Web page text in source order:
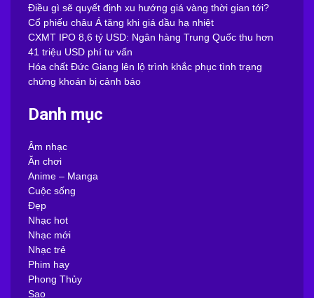
Điều gì sẽ quyết định xu hướng giá vàng thời gian tới?
Cổ phiếu châu Á tăng khi giá dầu hạ nhiệt
CXMT IPO 8,6 tỷ USD: Ngân hàng Trung Quốc thu hơn
41 triệu USD phí tư vấn
Hóa chất Đức Giang lên lộ trình khắc phục tình trạng
chứng khoán bị cảnh báo
Danh mục
Âm nhạc
Ăn chơi
Anime – Manga
Cuộc sống
Đẹp
Nhạc hot
Nhạc mới
Nhạc trẻ
Phim hay
Phong Thủy
Sao